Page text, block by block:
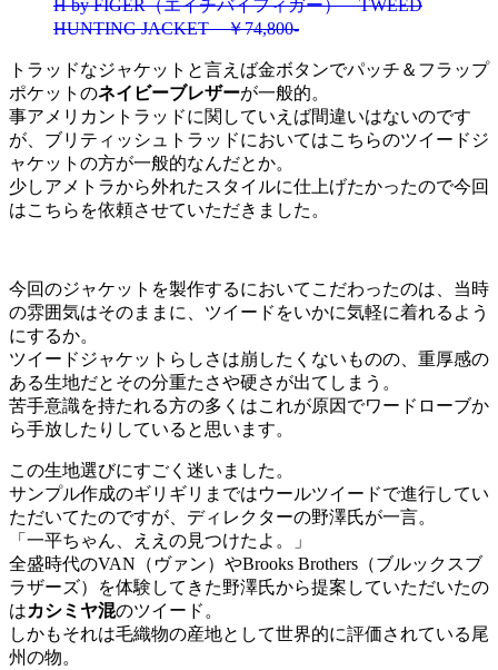
H by FIGER（エイチバイフィガー） TWEED
HUNTING JACKET ￥74,800-
トラッドなジャケットと言えば金ボタンでパッチ＆フラップ
ポケットのネイビーブレザーが一般的。
事アメリカントラッドに関していえば間違いはないのです
が、ブリティッシュトラッドにおいてはこちらのツイードジ
ャケットの方が一般的なんだとか。
少しアメトラから外れたスタイルに仕上げたかったので今回
はこちらを依頼させていただきました。
今回のジャケットを製作するにおいてこだわったのは、当時
の雰囲気はそのままに、ツイードをいかに気軽に着れるよう
にするか。
ツイードジャケットらしさは崩したくないものの、重厚感の
ある生地だとその分重たさや硬さが出てしまう。
苦手意識を持たれる方の多くはこれが原因でワードローブか
ら手放したりしていると思います。
この生地選びにすごく迷いました。
サンプル作成のギリギリまではウールツイードで進行してい
ただいてたのですが、ディレクターの野澤氏が一言。
「一平ちゃん、ええの見つけたよ。」
全盛時代のVAN（ヴァン）やBrooks Brothers（ブルックスブ
ラザーズ）を体験してきた野澤氏から提案していただいたの
はカシミヤ混のツイード。
しかもそれは毛織物の産地として世界的に評価されている尾
州の物。